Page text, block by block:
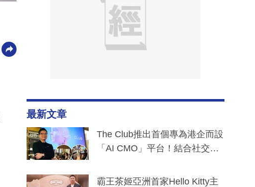
最新文章
The Club推出首個專為港企而設
「AI CMO」平台！結合社交聆
分鐘生成「貼地」宣傳短片
霸王茶姬亞洲首家Hello Kitty主